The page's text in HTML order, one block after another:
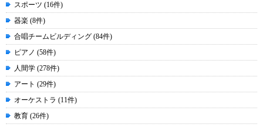
スポーツ (16件)
器楽 (8件)
合唱チームビルディング (84件)
ピアノ (58件)
人間学 (278件)
アート (29件)
オーケストラ (11件)
教育 (26件)